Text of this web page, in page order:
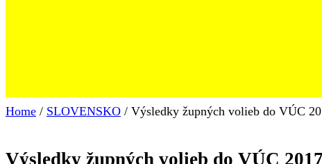
Home / SLOVENSKO / Výsledky župných volieb do VÚC
Výsledky župných volieb do VÚC